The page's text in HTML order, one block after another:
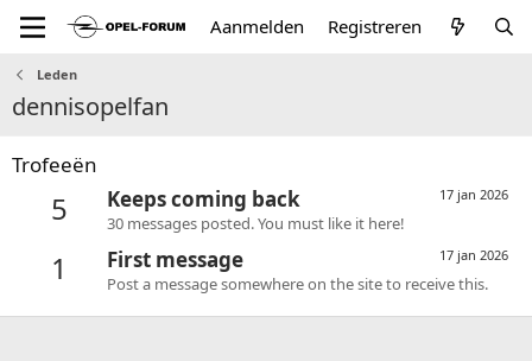
Aanmelden Registreren
Leden
dennisopelfan
Trofeeën
5 17 jan 2026
Keeps coming back
30 messages posted. You must like it here!
1 17 jan 2026
First message
Post a message somewhere on the site to receive this.